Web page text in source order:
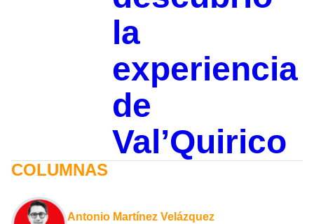
la
experiencia
de
Val’Quirico
COLUMNAS
Antonio Martínez Velázquez